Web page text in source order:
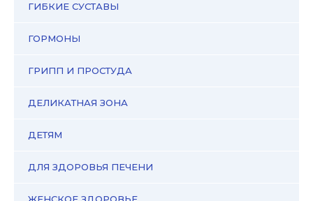
ГИБКИЕ СУСТАВЫ
ГОРМОНЫ
ГРИПП И ПРОСТУДА
ДЕЛИКАТНАЯ ЗОНА
ДЕТЯМ
ДЛЯ ЗДОРОВЬЯ ПЕЧЕНИ